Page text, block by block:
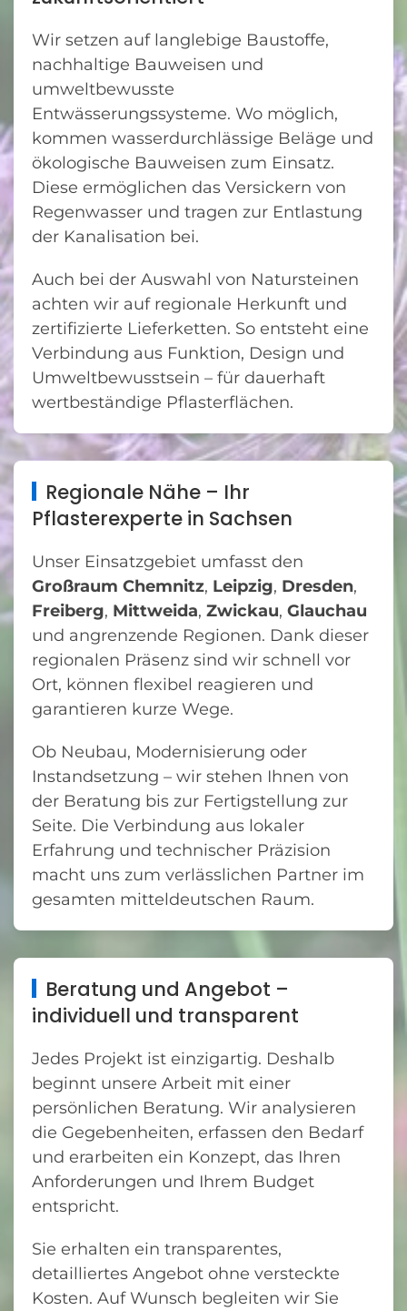
Wir setzen auf langlebige Baustoffe,
nachhaltige Bauweisen und
umweltbewusste
Entwässerungssysteme. Wo möglich,
kommen wasserdurchlässige Beläge und
ökologische Bauweisen zum Einsatz.
Diese ermöglichen das Versickern von
Regenwasser und tragen zur Entlastung
der Kanalisation bei.
Auch bei der Auswahl von Natursteinen
achten wir auf regionale Herkunft und
zertifizierte Lieferketten. So entsteht eine
Verbindung aus Funktion, Design und
Umweltbewusstsein – für dauerhaft
wertbeständige Pflasterflächen.
Regionale Nähe – Ihr
Pflasterexperte in Sachsen
Unser Einsatzgebiet umfasst den
Großraum Chemnitz, Leipzig, Dresden,
Freiberg, Mittweida, Zwickau, Glauchau
und angrenzende Regionen. Dank dieser
regionalen Präsenz sind wir schnell vor
Ort, können flexibel reagieren und
garantieren kurze Wege.
Ob Neubau, Modernisierung oder
Instandsetzung – wir stehen Ihnen von
der Beratung bis zur Fertigstellung zur
Seite. Die Verbindung aus lokaler
Erfahrung und technischer Präzision
macht uns zum verlässlichen Partner im
gesamten mitteldeutschen Raum.
Beratung und Angebot –
individuell und transparent
Jedes Projekt ist einzigartig. Deshalb
beginnt unsere Arbeit mit einer
persönlichen Beratung. Wir analysieren
die Gegebenheiten, erfassen den Bedarf
und erarbeiten ein Konzept, das Ihren
Anforderungen und Ihrem Budget
entspricht.
Sie erhalten ein transparentes,
detailliertes Angebot ohne versteckte
Kosten. Auf Wunsch begleiten wir Sie